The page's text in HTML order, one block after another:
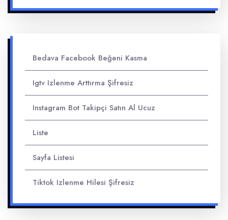
Bedava Facebook Beğeni Kasma
Igtv Izlenme Arttırma Şifresiz
Instagram Bot Takipçi Satın Al Ucuz
Liste
Sayfa Listesi
Tiktok Izlenme Hilesi Şifresiz